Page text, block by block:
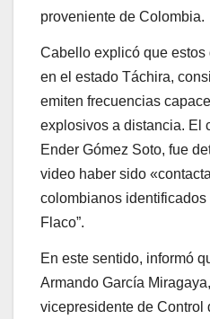
proveniente de Colombia.
Cabello explicó que
en el estado Táchira,
emiten frecuencias
explosivos a distancia. El
Ender Gómez Soto, fue
video haber sido
colombianos identificados
Flaco”.
En este sentido, informó
Armando García
vicepresidente de Control